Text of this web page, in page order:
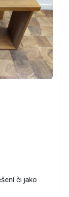
či jako